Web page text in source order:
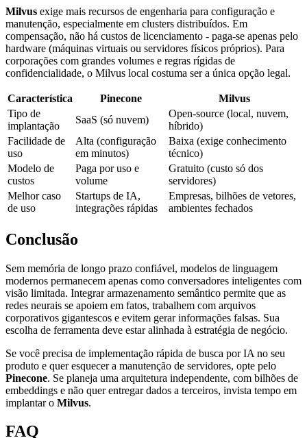
Milvus exige mais recursos de engenharia para configuração e
manutenção, especialmente em clusters distribuídos. Em
compensação, não há custos de licenciamento - paga-se apenas pelo
hardware (máquinas virtuais ou servidores físicos próprios). Para
corporações com grandes volumes e regras rígidas de
confidencialidade, o Milvus local costuma ser a única opção legal.
Característica Pinecone
Milvus
Tipo de
implantação
SaaS (só nuvem)
Open-source (local, nuvem,
híbrido)
Facilidade de
uso
Alta (configuração
em minutos)
Baixa (exige conhecimento
técnico)
Modelo de
custos
Paga por uso e
volume
Gratuito (custo só dos
servidores)
Melhor caso
de uso
Startups de IA,
integrações rápidas
Empresas, bilhões de vetores,
ambientes fechados
Conclusão
Sem memória de longo prazo confiável, modelos de linguagem
modernos permanecem apenas como conversadores inteligentes com
visão limitada. Integrar armazenamento semântico permite que as
redes neurais se apoiem em fatos, trabalhem com arquivos
corporativos gigantescos e evitem gerar informações falsas. Sua
escolha de ferramenta deve estar alinhada à estratégia de negócio.
Se você precisa de implementação rápida de busca por IA no seu
produto e quer esquecer a manutenção de servidores, opte pelo
Pinecone. Se planeja uma arquitetura independente, com bilhões de
embeddings e não quer entregar dados a terceiros, invista tempo em
implantar o Milvus.
FAQ